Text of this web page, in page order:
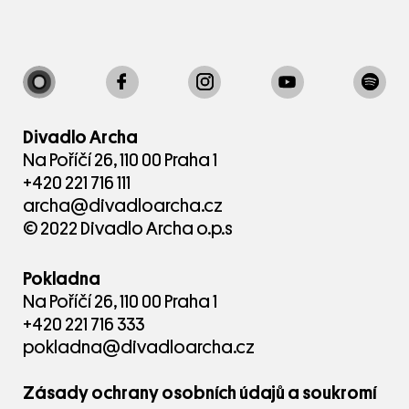
Divadlo Archa
Na Poříčí 26, 110 00 Praha 1
+420 221 716 111
archa@divadloarcha.cz
© 2022 Divadlo Archa o.p.s
Pokladna
Na Poříčí 26, 110 00 Praha 1
+420 221 716 333
pokladna@divadloarcha.cz
Zásady ochrany osobních údajů a soukromí